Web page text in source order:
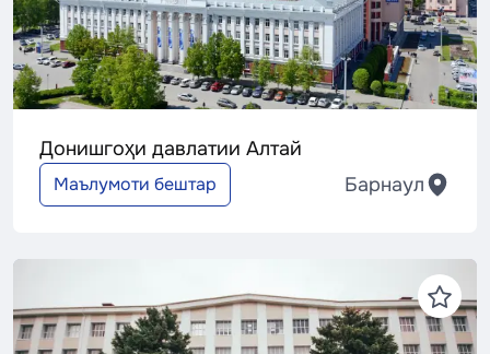
Донишгоҳи давлатии Алтай
Маълумоти бештар Барнаул